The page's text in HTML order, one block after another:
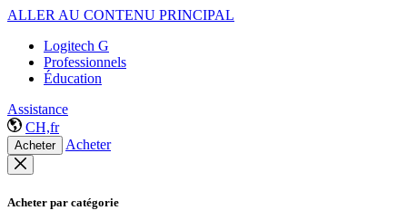
ALLER AU CONTENU PRINCIPAL
Logitech G
Professionnels
Éducation
Assistance
CH,fr
Acheter Acheter
Acheter par catégorie